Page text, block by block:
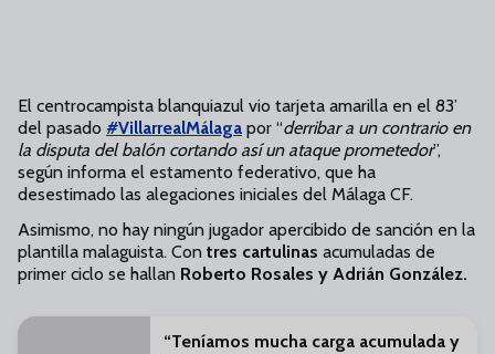
El centrocampista blanquiazul vio tarjeta amarilla en el 83’
del pasado #VillarrealMálaga por “derribar a un contrario en
la disputa del balón cortando así un ataque prometedor”,
según informa el estamento federativo, que ha
desestimado las alegaciones iniciales del Málaga CF.
Asimismo, no hay ningún jugador apercibido de sanción en la
plantilla malaguista. Con tres cartulinas acumuladas de
primer ciclo se hallan Roberto Rosales y Adrián González.
“Teníamos mucha carga acumulada y